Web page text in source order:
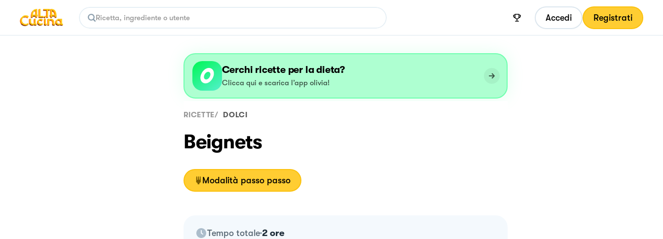
Accedi Registrati
Cerchi ricette per la dieta?
Clicca qui e scarica l’app olivia!
RICETTE/ DOLCI
Beignets
Modalità passo passo
Tempo totale 2 ore